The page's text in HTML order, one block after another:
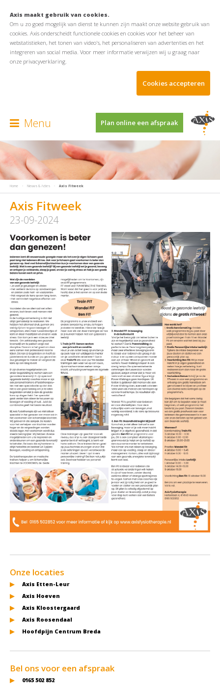
Axis maakt gebruik van cookies.
Om u zo goed mogelijk van dienst te kunnen zijn maakt onze website gebruik van
cookies. Axis onderscheidt functionele cookies en cookies voor het beheer van
webstatistieken, het tonen van video's, het personaliseren van advertenties en het
integreren van social media. Voor meer informatie verwijzen wij u graag naar
onze privacyverklaring.
Cookies accepteren
Menu Plan online een afspraak
Home - Nieuws & Acties - Axis Fitweek
Axis Fitweek
23-09-2024
Onze locaties
Axis Etten-Leur
Axis Hoeven
Axis Kloostergaard
Axis Roosendaal
Hoofdpijn Centrum Breda
Bel ons voor een afspraak
0165 502 852